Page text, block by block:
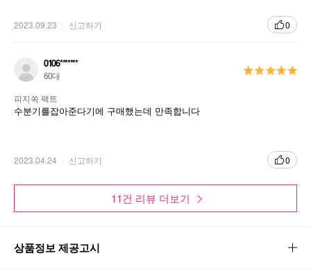
2023.09.23 신고하기 0
0106*******
60대
피지쏙 팩트
수분기를잡아준다기에 구매했는데 만족합니다
2023.04.24 신고하기 0
11건 리뷰 더보기
상품정보 제공고시